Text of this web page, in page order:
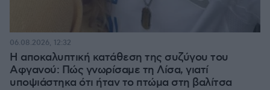
Η αποκαλυπτική κατάθεση της συζύγου του
Αφγανού: Πώς γνωρίσαμε τη Λίσα, γιατί
υποψιάστηκα ότι ήταν το πτώμα στη βαλίτσα
06.08.2026, 12:32